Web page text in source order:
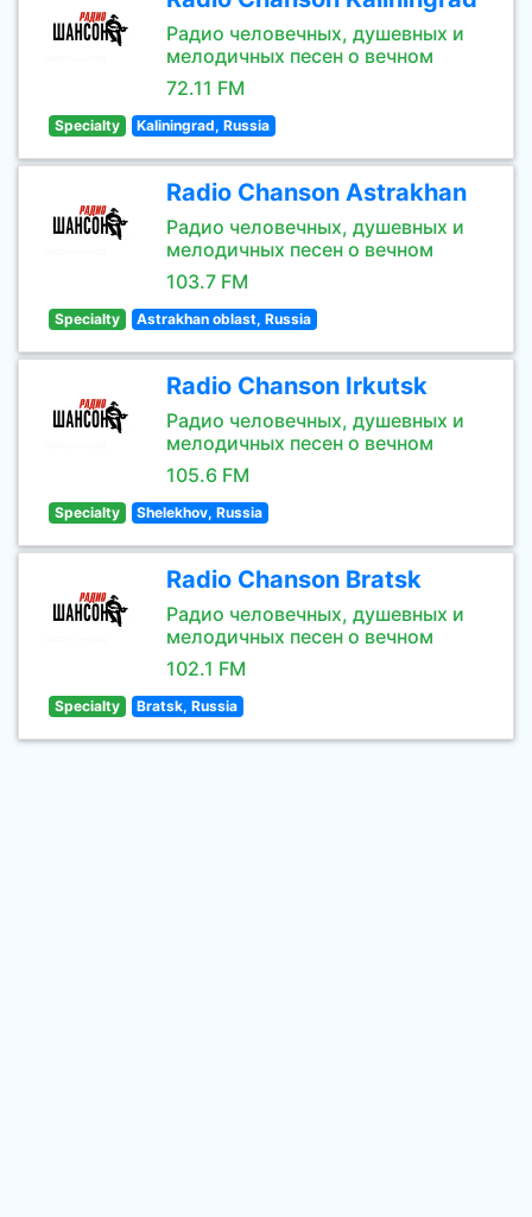
Радио человечных, душевных и
мелодичных песен о вечном
72.11 FM
Specialty Kaliningrad, Russia
Radio Chanson Astrakhan
Радио человечных, душевных и
мелодичных песен о вечном
103.7 FM
Specialty Astrakhan oblast, Russia
Radio Chanson Irkutsk
Радио человечных, душевных и
мелодичных песен о вечном
105.6 FM
Specialty Shelekhov, Russia
Radio Chanson Bratsk
Радио человечных, душевных и
мелодичных песен о вечном
102.1 FM
Specialty Bratsk, Russia